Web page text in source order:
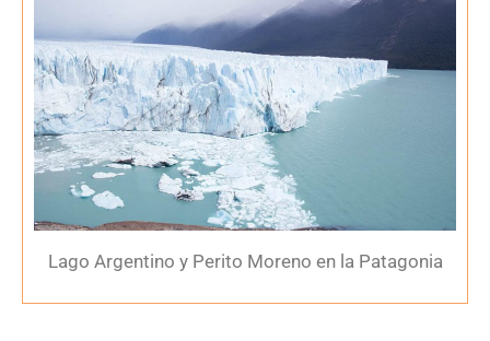
Lago Argentino y Perito Moreno en la Patagonia